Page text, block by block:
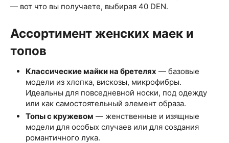
— вот что вы получаете, выбирая 40 DEN.
Ассортимент женских маек и
топов
Классические майки на бретелях — базовые
модели из хлопка, вискозы, микрофибры.
Идеальны для повседневной носки, под одежду
или как самостоятельный элемент образа.
Топы с кружевом — женственные и изящные
модели для особых случаев или для создания
романтичного лука.